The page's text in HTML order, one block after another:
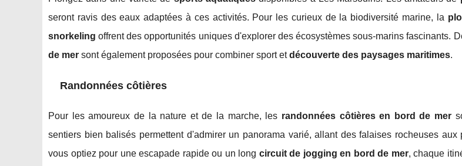
seront ravis des eaux adaptées à ces activités. Pour les curieux de la biodiversité marine, la
snorkeling offrent des opportunités uniques d'explorer des écosystèmes sous-marins fascinants.
de mer sont également proposées pour combiner sport etdécouverte des paysages maritimes.
Randonnées côtières
Pour les amoureux de la nature et de la marche, les randonnées côtières en bord de mer
sentiers bien balisés permettent d'admirer un panorama varié, allant des falaises rocheuses
vous optiez pour une escapade rapide ou un long circuit de jogging en bord de mer, chaque